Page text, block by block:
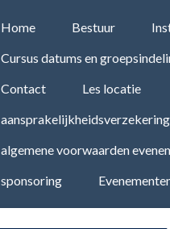
Home Bestuur
Cursus datums en
Contact
Les locatie
aansprakelijkheidsverzekering
algemene voorwaarden
sponsoring